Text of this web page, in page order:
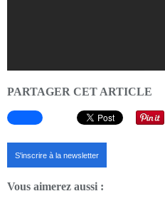
PARTAGER CET ARTICLE
S'inscrire à la newsletter
Vous aimerez aussi :